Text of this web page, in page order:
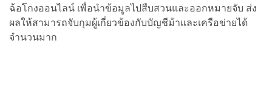
ฉ้อโกงออนไลน์ เพื่อนำข้อมูลไปสืบสวนและออกหมายจับ ส่ง
ผลให้สามารถจับกุมผู้เกี่ยวข้องกับบัญชีม้าและเครือข่ายได้
จำนวนมาก